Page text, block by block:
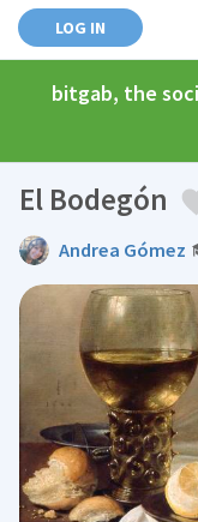
LOG IN
bitgab, the
El Bodegón
Andrea Gómez